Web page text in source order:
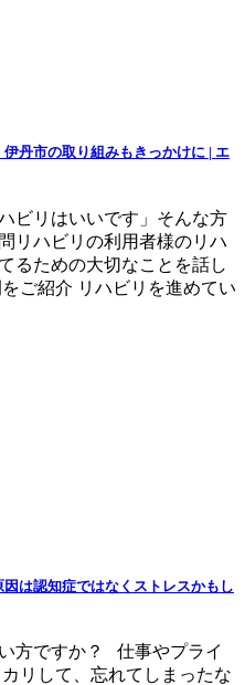
丹市の取り組みもきっかけに | エ
ビリはいいです」そんな方
リハビリの利用者様のリハ
るための大切なことを話し
ご紹介 リハビリを進めてい
因は認知症ではなくストレスかもし
方ですか？ 仕事やプライ
リして、忘れてしまったな